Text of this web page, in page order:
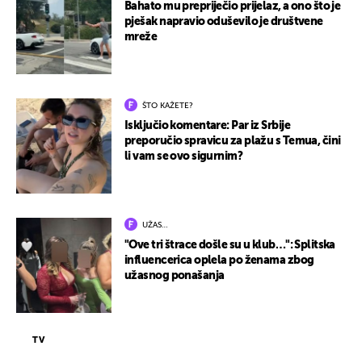
Bahato mu prepriječio prijelaz, a ono što je
pješak napravio oduševilo je društvene
mreže
ŠTO KAŽETE?
Isključio komentare: Par iz Srbije
preporučio spravicu za plažu s Temua, čini
li vam se ovo sigurnim?
UŽAS…
"Ove tri štrace došle su u klub…": Splitska
influencerica oplela po ženama zbog
užasnog ponašanja
TV